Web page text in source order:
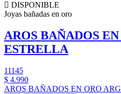
DISPONIBLE
Joyas bañadas en oro
AROS BAÑADOS
ESTRELLA
11145
$ 4.990
AROS BAÑADOS EN ORO